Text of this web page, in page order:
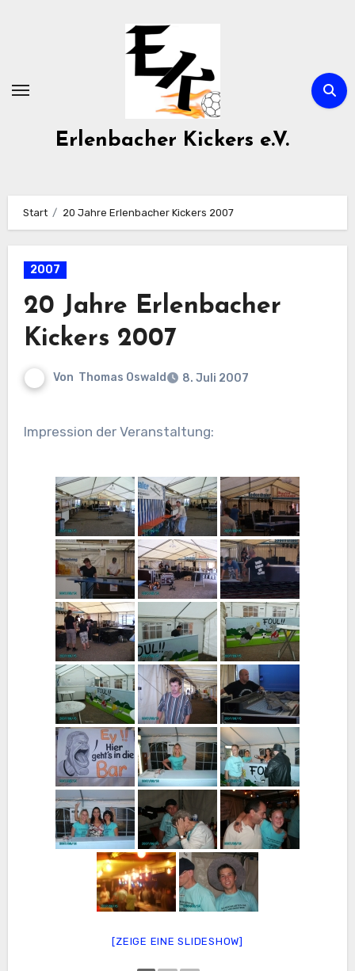
Erlenbacher Kickers e.V.
Start 20 Jahre Erlenbacher Kickers 2007
2007
20 Jahre Erlenbacher
Kickers 2007
Von Thomas Oswald 8. Juli 2007
Impression der Veranstaltung:
[ZEIGE EINE SLIDESHOW]